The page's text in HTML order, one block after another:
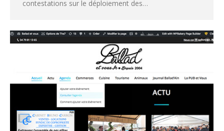
contestations sur le déploiement des…